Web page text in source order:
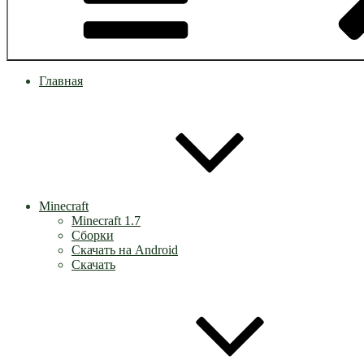
Главная
Minecraft
Minecraft 1.7
Сборки
Скачать на Android
Скачать